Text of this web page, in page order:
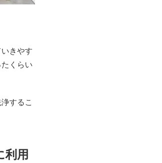
きやす
くらい
するこ
利用